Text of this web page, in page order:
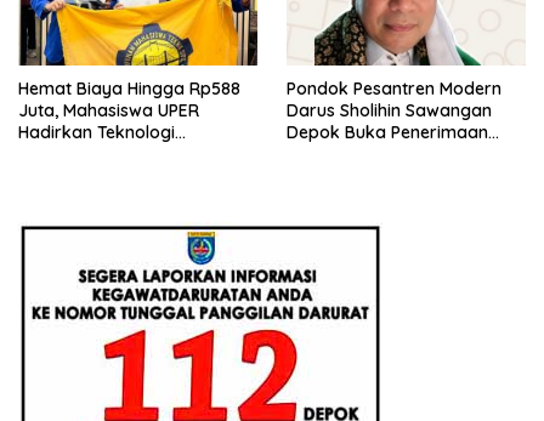
Hemat Biaya Hingga Rp588
Juta, Mahasiswa UPER
Hadirkan Teknologi
Pondok Pesantren Modern
Darus Sholihin Sawangan
Depok Buka Penerimaan